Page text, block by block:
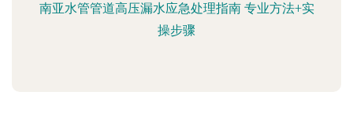
南亚水管管道高压漏水应急处理指南 专业方法+实
操步骤